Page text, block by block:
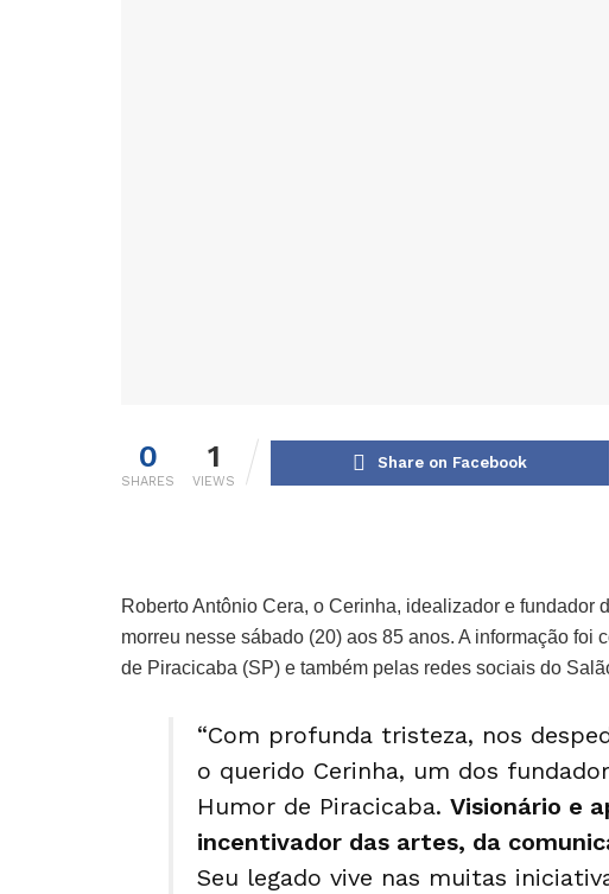
0
SHARES
1
VIEWS
Share on Facebook
Roberto Antônio Cera, o Cerinha, idealizador e fundador
morreu nesse sábado (20) aos 85 anos. A informação foi
de Piracicaba (SP) e também pelas redes sociais do
“Com profunda tristeza, nos
o querido Cerinha, um dos
Humor de Piracicaba. Visionário e
incentivador das artes, da
Seu legado vive nas muitas